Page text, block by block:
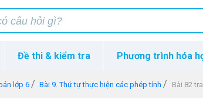
Đề thi & kiểm tra Phương trình hóa
lớp 6 Bài 9. Thứ tự thực hiện các phép tính Bài 82